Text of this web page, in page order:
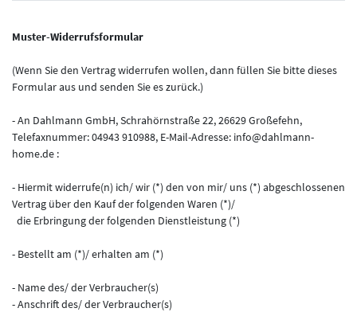
Muster-Widerrufsformular
(Wenn Sie den Vertrag widerrufen wollen, dann füllen Sie bitte dieses
Formular aus und senden Sie es zurück.)
- An Dahlmann GmbH, Schrahörnstraße 22, 26629 Großefehn,
Telefaxnummer:04943 910988, E-Mail-Adresse: info@dahlmann-
home.de :
- Hiermit widerrufe(n) ich/ wir (*) den von mir/ uns (*) abgeschlossenen
Vertrag über den Kauf der folgenden Waren (*)/
die Erbringung der folgenden Dienstleistung (*)
- Bestellt am (*)/ erhalten am (*)
- Name des/ der Verbraucher(s)
- Anschrift des/ der Verbraucher(s)